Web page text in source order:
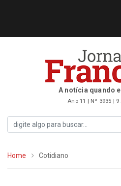
A notícia quando
Ano 11 | Nº 3935 | 9
Home Cotidiano